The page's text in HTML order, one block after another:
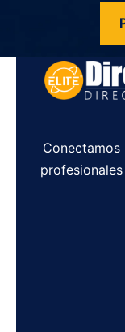
Conectamos